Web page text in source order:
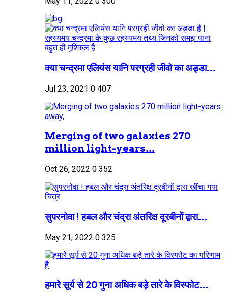
क्या चन्द्रमा एलियंस यानि परग्रही जीवो का अड्डा...
Jul 23, 2021 0 407
Merging of two galaxies 270
million light-years...
Oct 26, 2022 0 352
सुपरनोवा ! हबल और चंद्रा अंतरिक्ष दूरबीनों द्वारा...
May 21, 2022 0 325
हमारे सूर्य से 20 गुना अधिक बड़े तारे के विस्फोट...